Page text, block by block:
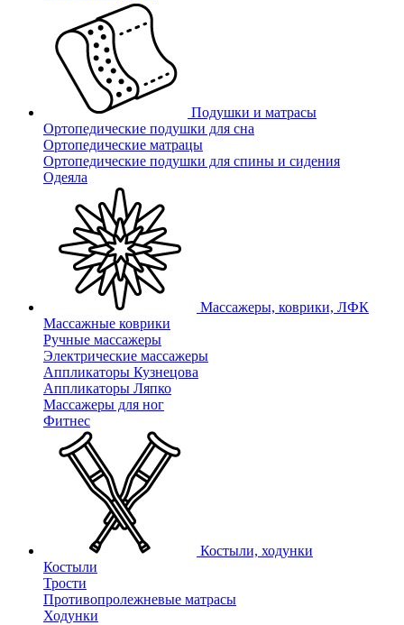
Подушки и матрасы
Ортопедические подушки для сна
Ортопедические матрацы
Ортопедические подушки для спины и сидения
Одеяла
Массажеры, коврики, ЛФК
Массажные коврики
Ручные массажеры
Электрические массажеры
Аппликаторы Кузнецова
Аппликаторы Ляпко
Массажеры для ног
Фитнес
Костыли, ходунки
Костыли
Трости
Противопролежневые матрасы
Ходунки